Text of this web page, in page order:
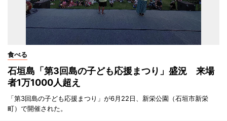
食べる
石垣島「第3回島の子ども応援まつり」盛況 来場
者1万1000人超え
「第3回島の子ども応援まつり」が6月22日、新栄公園（石垣市新栄
町）で開催された。